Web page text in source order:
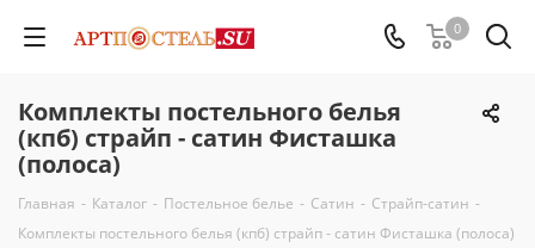
0
Комплекты постельного белья
(кпб) страйп - сатин Фисташка
(полоса)
Главная - Каталог - Постельное белье - Сатин - Страйп-сатин -
Комплекты постельного белья (кпб) страйп - сатин Фисташка (полоса)